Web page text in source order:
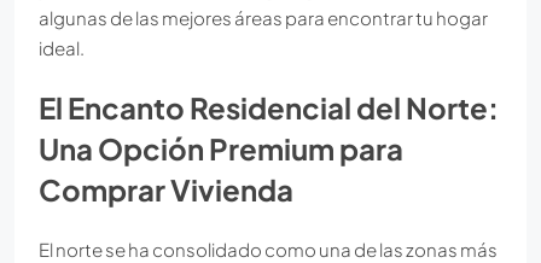
algunas de las mejores áreas para encontrar tu hogar
ideal.
El Encanto Residencial del Norte:
Una Opción Premium para
Comprar Vivienda
El norte se ha consolidado como una de las zonas más